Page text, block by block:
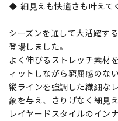
◆ 細見えも快適さも叶えて
シーズンを通して大活躍す
登場しました。
よく伸びるストレッチ素材
ィットしながら窮屈感のな
縦ラインを強調した繊細な
象を与え、さりげなく細見
レイヤードスタイルのイン